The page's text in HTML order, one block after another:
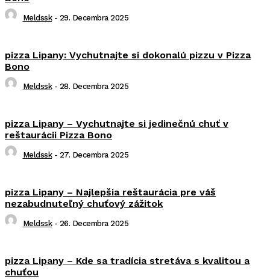
Meldssk - 29. Decembra 2025
pizza Lipany: Vychutnajte si dokonalú pizzu v Pizza
Bono
Meldssk - 28. Decembra 2025
pizza Lipany – Vychutnajte si jedinečnú chuť v
reštaurácii Pizza Bono
Meldssk - 27. Decembra 2025
pizza Lipany – Najlepšia reštaurácia pre váš
nezabudnuteľný chuťový zážitok
Meldssk - 26. Decembra 2025
pizza Lipany – Kde sa tradícia stretáva s kvalitou a
chuťou